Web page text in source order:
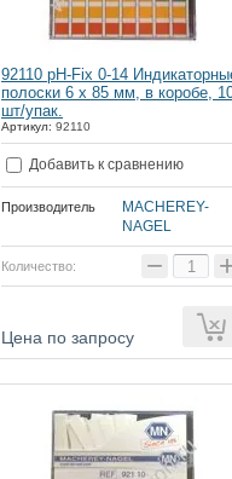
92110 pH-Fix 0-14
полоски 6 х 85 мм, в коробе,
шт/упак.
Артикул: 92110
Добавить к сравнению
Производитель
MACHEREY-
NAGEL
Количество: −
Цена по запросу